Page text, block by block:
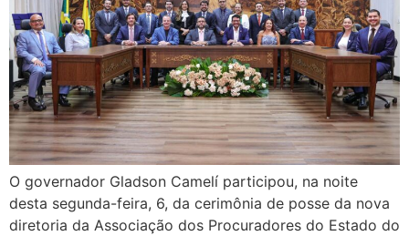
O governador Gladson Camelí participou, na noite
desta segunda-feira, 6, da cerimônia de posse da nova
diretoria da Associação dos Procuradores do Estado do